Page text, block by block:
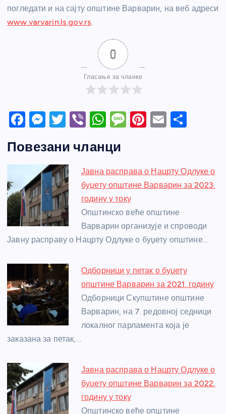
погледати и на сајту општине Варварин, на веб адреси
www.varvarin.ls.gov.rs.
0
Гласање за чланке
F
c
e
b
o
o
k
M
ss
e
n
g
er
T
itt
er
Vi
er
W
at
s
A
p
p
M
a
g
e
Pi
e
st
E
e
Повезани чланци
Јавна расправа о Нацрту Одлуке о
буџету општине Варварин за 2023.
годину у току
Општинско веће општине
Варварин организује и спроводи
Јавну расправу о Нацрту Одлуке о буџету општине…
Одборници у петак о буџету
општине Варварин за 2021. годину
Одборници Скупштине општине
Варварин, на 7. редовној седници
локалног парламента која је
заказана за петак,…
Јавна расправа о Нацрту Одлуке о
буџету општине Варварин за 2022.
годину у току
Општинско веће општине